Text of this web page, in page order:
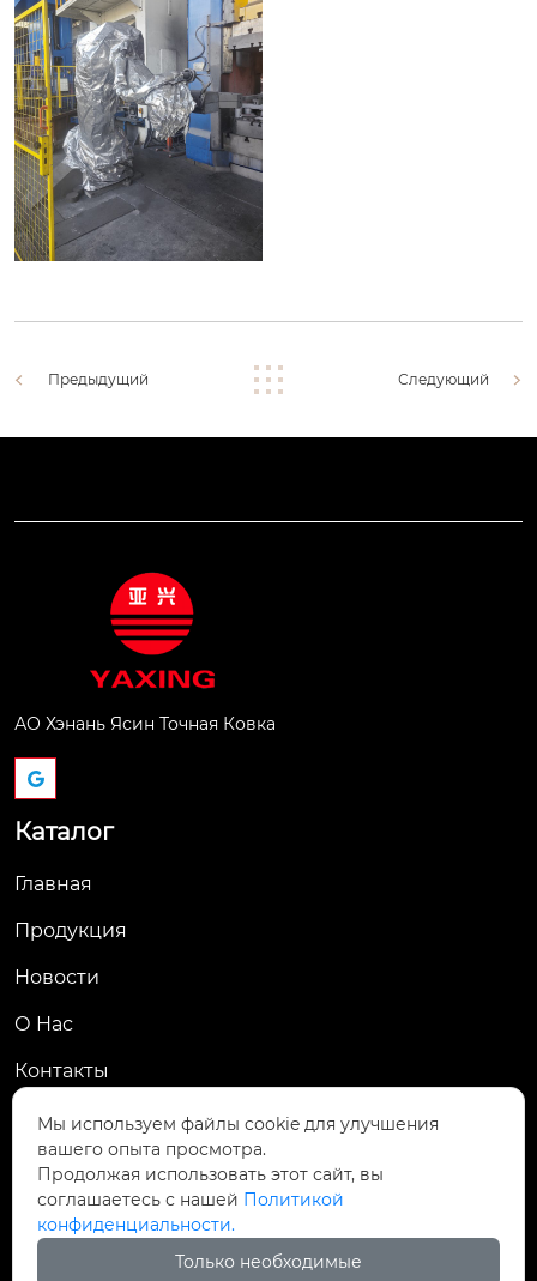
Предыдущий Следующий
АО Хэнань Ясин Точная Ковка
Каталог
Главная
Продукция
Новости
О Hас
Контакты
Контакты

Пров. Хэнань, г. Цзяоцзо, уезд Учжи, промзона
Чжаньдянь, ул. Промышленная Средняя
+86-18237110602
Мы используем файлы cookie для улучшения
вашего опыта просмотра.
Продолжая использовать этот сайт, вы
соглашаетесь с нашей Политикой
конфиденциальности.
Только необходимые